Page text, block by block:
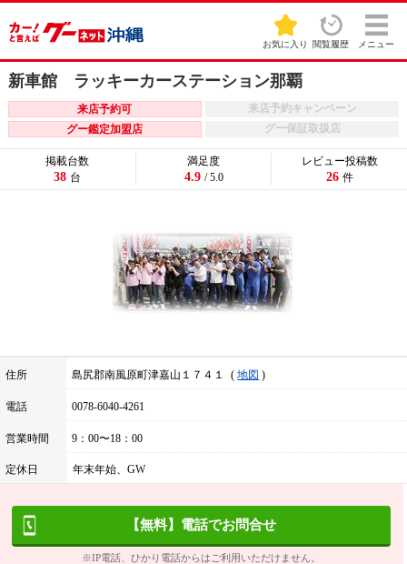
お気に入り 閲覧履歴 メニュー
新車館 ラッキーカーステーション那覇
来店予約可
来店予約キャンペーン
グー鑑定加盟店
グー保証取扱店
住所 島尻郡南風原町津嘉山１７４１ 地図
電話 0078-6040-4261
営業時間 9：00〜18：00
定休日 年末年始、GW
掲載台数
38 台
満足度
4.9 / 5.0
レビュー投稿数
26 件
【無料】電話でお問合せ
※IP電話、ひかり電話からはご利用いただけません。